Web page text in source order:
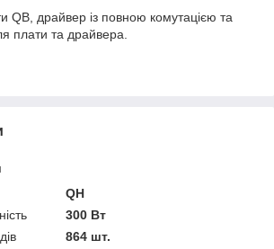
QB, драйвер із повною комутацією та
плати та драйвера.
QH
300 Вт
864 шт.